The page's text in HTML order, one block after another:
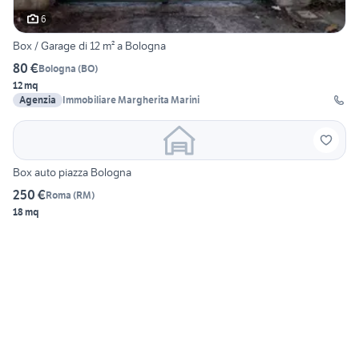
6
Box / Garage di 12 m² a Bologna
80 €Bologna (BO)
12 mq
Agenzia
Immobiliare Margherita Marini
Box auto piazza Bologna
250 €Roma (RM)
18 mq